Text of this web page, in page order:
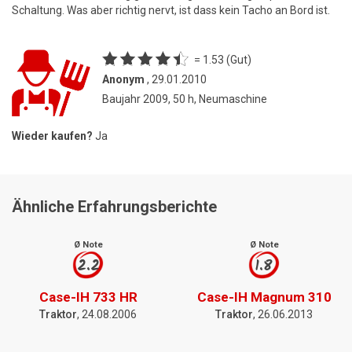
Schaltung. Was aber richtig nervt, ist dass kein Tacho an Bord ist.
= 1.53 (Gut)
Anonym , 29.01.2010
Baujahr 2009, 50 h, Neumaschine
Wieder kaufen? Ja
Ähnliche Erfahrungsberichte
Ø Note
2.2
Case-IH 733 HR
Traktor, 24.08.2006
Ø Note
1.8
Case-IH Magnum 310
Traktor, 26.06.2013